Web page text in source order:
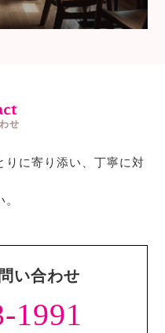
せ
りに寄り添い、丁寧に対
い合わせ
1991